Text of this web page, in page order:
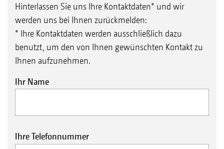
Hinterlassen Sie uns Ihre Kontaktdaten* und wir
werden uns bei Ihnen zurückmelden:
* Ihre Kontaktdaten werden ausschließlich dazu
benutzt, um den von Ihnen gewünschten Kontakt zu
Ihnen aufzunehmen.
Ihr Name
Ihre Telefonnummer